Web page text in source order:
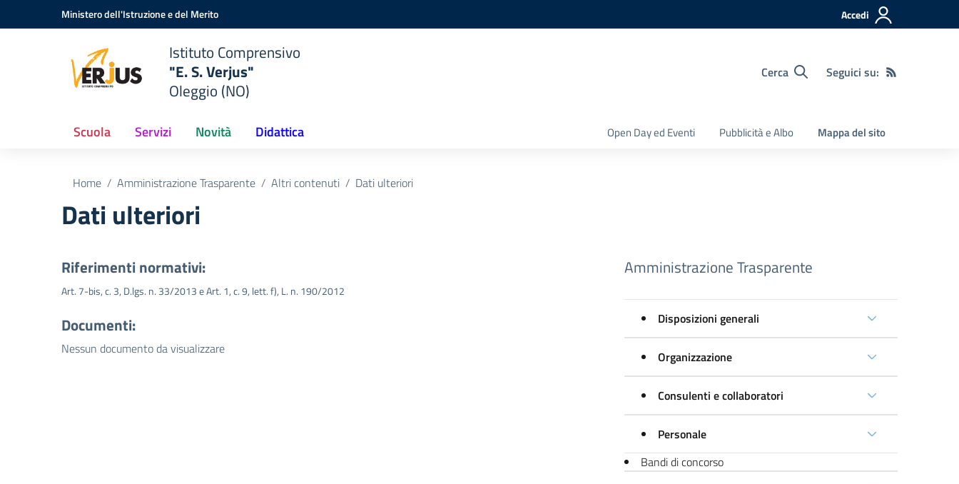
Vai ai contenuti
Vai al menu di navigazioneMinistero dell'Istruzione e del Merito Accedi
Istituto Comprensivo
"E. S. Verjus"
Oleggio (NO)
Cerca Seguici su:
Scuola Servizi Novità Didattica Open Day ed Eventi Pubblicità e Albo Mappa del sito
Home Amministrazione Trasparente Altri contenuti Dati ulteriori
Dati ulteriori
Riferimenti normativi:
Art. 7-bis, c. 3, D.lgs. n. 33/2013 e Art. 1, c. 9, lett. f), L. n. 190/2012
Documenti:
Nessun documento da visualizzare
Amministrazione Trasparente
Disposizioni generali
Organizzazione
Consulenti e collaboratori
Personale
Bandi di concorso